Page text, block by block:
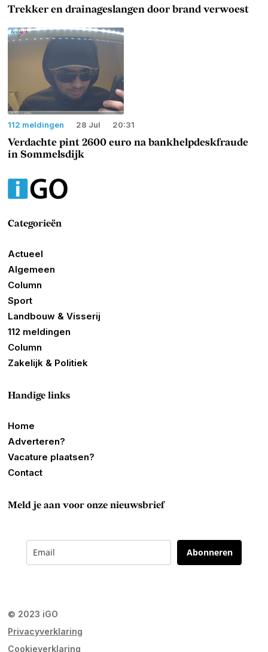
Trekker en drainageslangen door brand verwoest
112 meldingen 28 Jul 20:31
Verdachte pint 2600 euro na bankhelpdeskfraude
in Sommelsdijk
Categorieën
Actueel
Algemeen
Column
Sport
Landbouw & Visserij
112 meldingen
Column
Zakelijk & Politiek
Handige links
Home
Adverteren?
Vacature plaatsen?
Contact
Meld je aan voor onze nieuwsbrief
Abonneren
© 2023 iGO
Privacyverklaring
Cookieverklaring